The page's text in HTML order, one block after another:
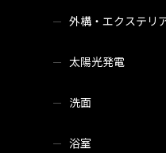
外構・エクステリ
太陽光発電
洗面
浴室